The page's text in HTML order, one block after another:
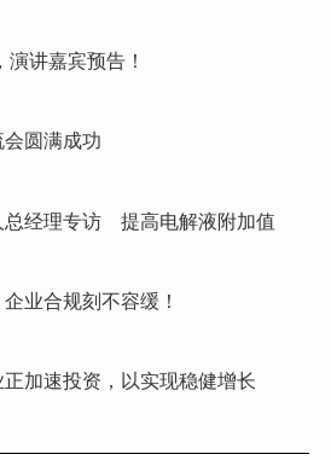
讲嘉宾预告！
圆满成功
总经理专访 提高电解液附加值
业合规刻不容缓！
加速投资，以实现稳健增长